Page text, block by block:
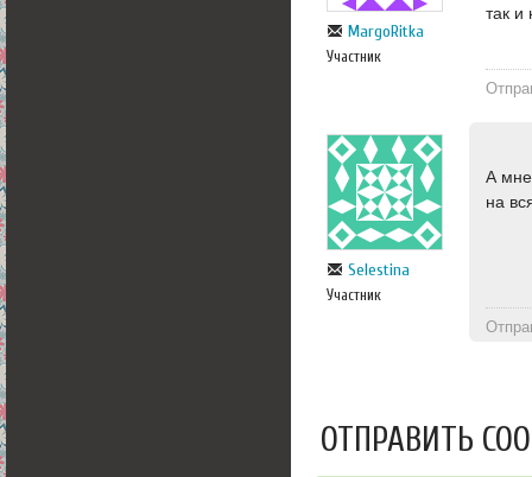
MargoRitka
Участник
так и
Selestina
Участник
А
на
ОТПРАВИТЬ